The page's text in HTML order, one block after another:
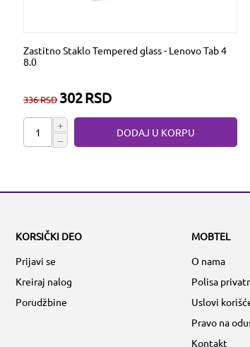
Zastitno Staklo Tempered glass - Lenovo Tab 4
8.0
336RSD 302RSD
+
−
DODAJ U KORPU
KORSIČKI DEO
Prijavi se
Kreiraj nalog
Porudžbine
MOBTEL
O nama
Polisa
Uslovi
Pravo na
Kontakt